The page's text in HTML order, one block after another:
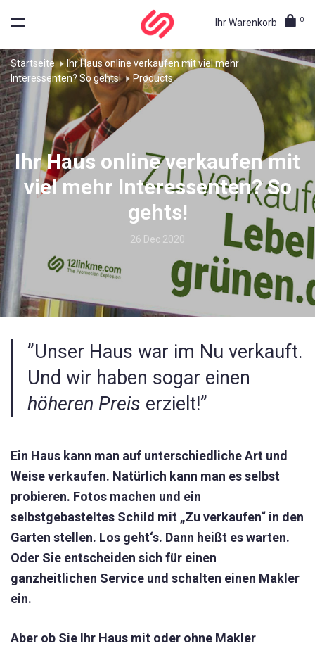
Ihr Warenkorb 0
Startseite
Ihr Haus online verkaufen mit viel mehr
Interessenten? So gehts!
Products
Ihr Haus online verkaufen mit
viel mehr Interessenten? So
gehts!
26 Dec 2020
”Unser Haus war im Nu verkauft.
Und wir haben sogar einen
höheren Preis erzielt!”
Ein Haus kann man auf unterschiedliche Art und
Weise verkaufen. Natürlich kann man es selbst
probieren. Fotos machen und ein
selbstgebasteltes Schild mit „Zu verkaufen“ in den
Garten stellen. Los geht‘s. Dann heißt es warten.
Oder Sie entscheiden sich für einen
ganzheitlichen Service und schalten einen Makler
ein.
Aber ob Sie Ihr Haus mit oder ohne Makler